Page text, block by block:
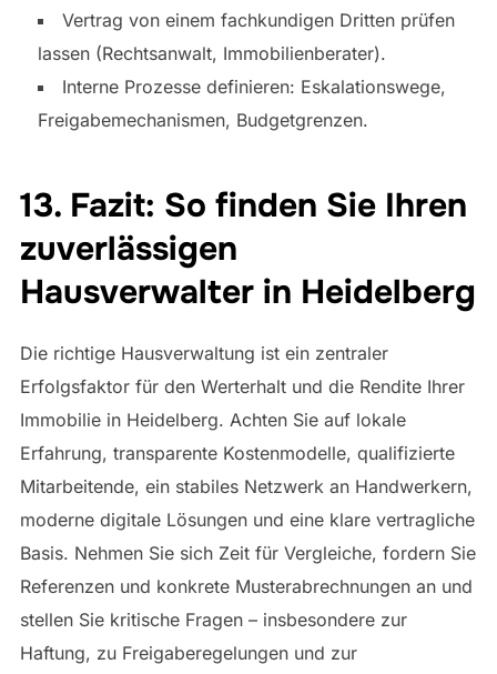
Vertrag von einem fachkundigen Dritten prüfen
lassen (Rechtsanwalt, Immobilienberater).
Interne Prozesse definieren: Eskalationswege,
Freigabemechanismen, Budgetgrenzen.
13. Fazit: So finden Sie Ihren
zuverlässigen
Hausverwalter in Heidelberg
Die richtige Hausverwaltung ist ein zentraler
Erfolgsfaktor für den Werterhalt und die Rendite Ihrer
Immobilie in Heidelberg. Achten Sie auf lokale
Erfahrung, transparente Kostenmodelle, qualifizierte
Mitarbeitende, ein stabiles Netzwerk an Handwerkern,
moderne digitale Lösungen und eine klare vertragliche
Basis. Nehmen Sie sich Zeit für Vergleiche, fordern Sie
Referenzen und konkrete Musterabrechnungen an und
stellen Sie kritische Fragen – insbesondere zur
Haftung, zu Freigaberegelungen und zur